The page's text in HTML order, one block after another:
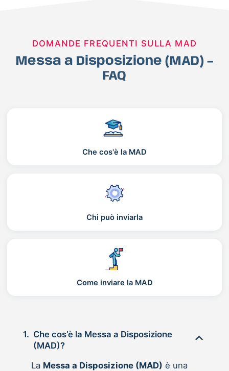
DOMANDE FREQUENTI SULLA MAD
Messa a Disposizione (MAD) –
FAQ
Che cos'è la MAD
Chi può inviarla
Come inviare la MAD
1. Che cos’è la Messa a Disposizione
(MAD)?
La Messa a Disposizione (MAD) è una